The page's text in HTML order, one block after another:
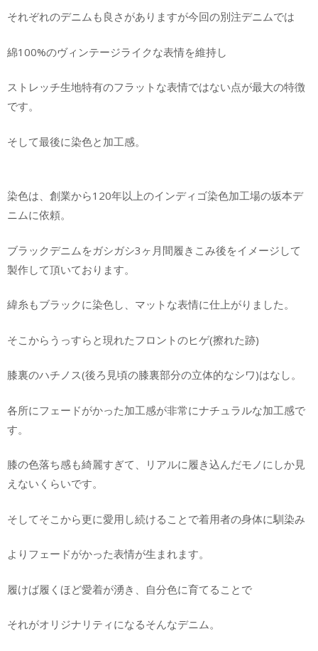
それぞれのデニムも良さがありますが今回の別注デニムでは
綿100%のヴィンテージライクな表情を維持し
ストレッチ生地特有のフラットな表情ではない点が最大の特徴
です。
そして最後に染色と加工感。
染色は、創業から120年以上のインディゴ染色加工場の坂本デ
ニムに依頼。
ブラックデニムをガシガシ3ヶ月間履きこみ後をイメージして
製作して頂いております。
緯糸もブラックに染色し、マットな表情に仕上がりました。
そこからうっすらと現れたフロントのヒゲ(擦れた跡)
膝裏のハチノス(後ろ見頃の膝裏部分の立体的なシワ)はなし。
各所にフェードがかった加工感が非常にナチュラルな加工感で
す。
膝の色落ち感も綺麗すぎて、リアルに履き込んだモノにしか見
えないくらいです。
そしてそこから更に愛用し続けることで着用者の身体に馴染み
よりフェードがかった表情が生まれます。
履けば履くほど愛着が湧き、自分色に育てることで
それがオリジナリティになるそんなデニム。